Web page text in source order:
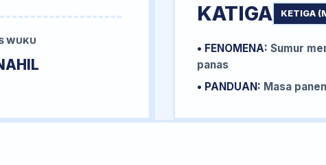
WUKU
KATIGA KETIGA
• FENOMENA: Sumur
panas
• PANDUAN: Masa